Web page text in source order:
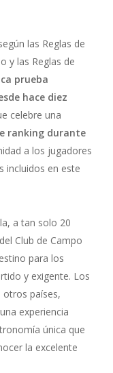
las Reglas de
y las Reglas de
prueba
hace diez
celebre una
ranking durante
a los jugadores
incluidos en este
a tan solo 20
Club de Campo
para los
y exigente. Los
otros países,
experiencia
única que
la excelente